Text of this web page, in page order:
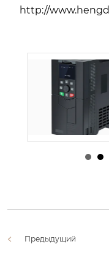
http://
由admin |30 1
Предыдущий